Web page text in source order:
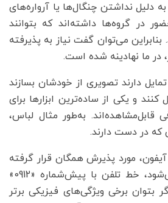
دلیل نداشتن چنگال‌ها یا آرواره‌های
در گروه‌ها داشته‌اند که بتوانند
می‌توان گفت نیاز به پذیرفته
در ما نهادینه شده است.
دارند تصویری از خودشان بسازند
کنند و یکی از ساده‌ترین ابزارها برای
قابل‌مشاهده‌اند. به‌طور مثال لباس،
که در دست دارند.
مورد پذیرش همگان قرار گرفته
و مورد انتقاد واقع نمی‌شود، خط تلفن با پیش‌شماره «0912»
بتوان برخی ویژگی‌های فیزیکی برتر